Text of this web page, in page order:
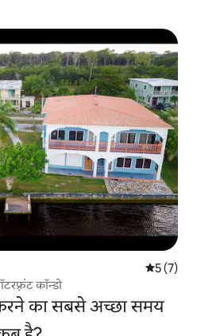
औसत रेटिंग
5 (7)
कॉन्डो
करने का सबसे अच्छा समय